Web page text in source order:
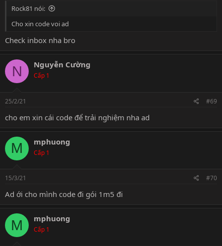
Rock81 nói:
Cho xin code voi ad
Check inbox nha bro
N Nguyễn Cường
Cấp 1
25/2/21 #69
cho em xin cái code để trải nghiệm nha ad
M mphuong
Cấp 1
15/3/21 #70
Ad ới cho mình code đi gói 1m5 đi
M mphuong
Cấp 1